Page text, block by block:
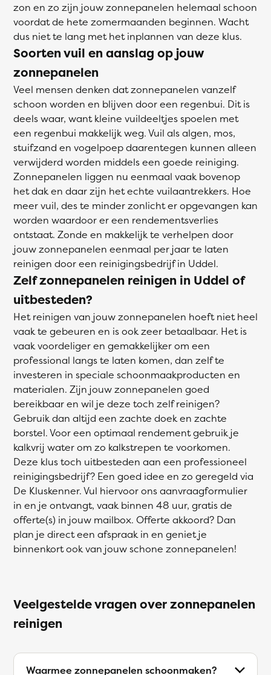
zon en zo zijn jouw zonnepanelen helemaal schoon
voordat de hete zomermaanden beginnen. Wacht
dus niet te lang met het inplannen van deze klus.
Soorten vuil en aanslag op jouw
zonnepanelen
Veel mensen denken dat zonnepanelen vanzelf
schoon worden en blijven door een regenbui. Dit is
deels waar, want kleine vuildeeltjes spoelen met
een regenbui makkelijk weg. Vuil als algen, mos,
stuifzand en vogelpoep daarentegen kunnen alleen
verwijderd worden middels een goede reiniging.
Zonnepanelen liggen nu eenmaal vaak bovenop
het dak en daar zijn het echte vuilaantrekkers. Hoe
meer vuil, des te minder zonlicht er opgevangen kan
worden waardoor er een rendementsverlies
ontstaat. Zonde en makkelijk te verhelpen door
jouw zonnepanelen eenmaal per jaar te laten
reinigen door een reinigingsbedrijf in Uddel.
Zelf zonnepanelen reinigen in Uddel of
uitbesteden?
Het reinigen van jouw zonnepanelen hoeft niet heel
vaak te gebeuren en is ook zeer betaalbaar. Het is
vaak voordeliger en gemakkelijker om een
professional langs te laten komen, dan zelf te
investeren in speciale schoonmaakproducten en
materialen. Zijn jouw zonnepanelen goed
bereikbaar en wil je deze toch zelf reinigen?
Gebruik dan altijd een zachte doek en zachte
borstel. Voor een optimaal rendement gebruik je
kalkvrij water om zo kalkstrepen te voorkomen.
Deze klus toch uitbesteden aan een professioneel
reinigingsbedrijf? Een goed idee en zo geregeld via
De Kluskenner. Vul hiervoor ons aanvraagformulier
in en je ontvangt, vaak binnen 48 uur, gratis de
offerte(s) in jouw mailbox. Offerte akkoord? Dan
plan je direct een afspraak in en geniet je
binnenkort ook van jouw schone zonnepanelen!
Veelgestelde vragen over zonnepanelen
reinigen
Waarmee zonnepanelen schoonmaken?